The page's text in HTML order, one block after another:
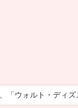
「ウォルト・ディズ